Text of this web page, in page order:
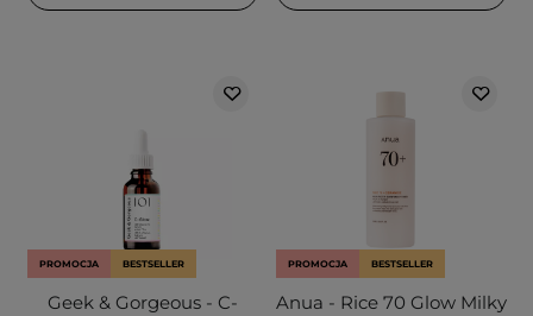
PROMOCJA BESTSELLER
Geek & Gorgeous - C-
PROMOCJA BESTSELLER
Anua - Rice 70 Glow Milky